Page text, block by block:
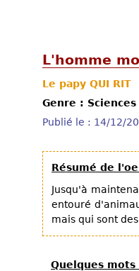
L'homme
Le papy QUI RIT
Genre : Sciences
Publié le : 14/12/
Résumé de
Jusqu'à
entouré
mais qui sont
Quelques